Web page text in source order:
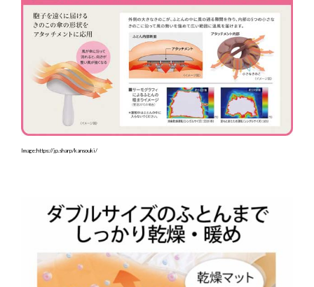
Image:https://jp.sharp/kansouki/